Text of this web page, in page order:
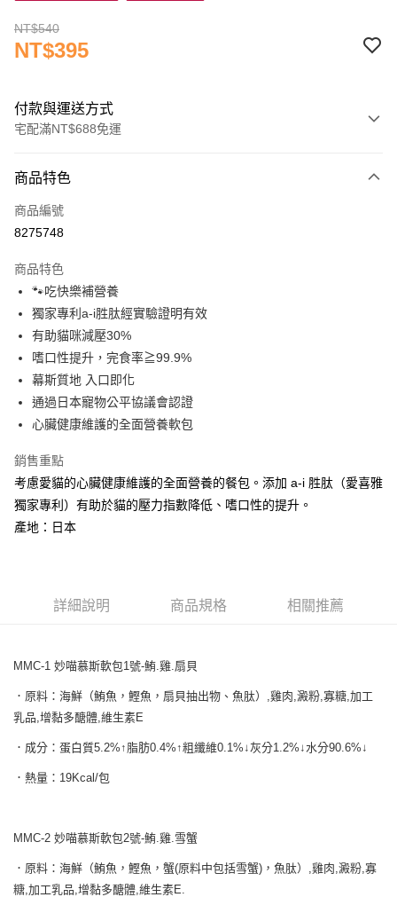
NT$540
NT$395
付款與運送方式
宅配滿NT$688免運
信用卡一次付款
信用卡分期付款
合作金庫商業銀行
華南商業銀行
上海商業儲蓄銀行
國泰世華商業銀行
臺灣中小企業銀行
匯豐（台灣）商業銀行
聯邦商業銀行
元大商業銀行
玉山商業銀行
台灣樂天信用卡公司
6 期 0 利率 每期
華南商業銀行
上海商業儲蓄銀行
國泰世華商業銀行
臺灣中小企業銀行
匯豐（台灣）商業銀行
聯邦商業銀行
元大商業銀行
玉山商業銀行
台灣樂天信用卡公司
超商取貨付款
LINE Pay
Apple Pay
街口支付
AFTEE先享後付
【關於「AFTEE先享後付」】
AFTEE先享後付是「在收到商品之後才付款」的支付方式。 讓您購物簡單
結帳頁面，進行簡訊認證並確認金額後，即可完成結帳。
２．訂單成立數日內，您將收到繳費通知簡訊。
３．收到繳費通知簡訊後14天內，點擊此簡訊中的連結，可透過四大超商／
※ 請注意：結帳手續完成當下不需立刻繳費，但若您需要取消訂單，請聯絡
後付繳納相關費用。
※ 交易是否成功請以「AFTEE先享後付 」之結帳頁面顯示為準，若有關於
是否繳費成功／繳費後需取消欲退款等相關疑問，請聯繫「AFTEE先享後付
【注意事項】
易，需依本服務之必要範圍內提供個人資料，並將交易相關給付款項請求債
權轉讓予恩沛科技股份有限公司。
２．關於個人資料處理事宜，請瀏覽以下網址：
ATM付款
全家取貨付款
7-11取貨付款
宅配運費
香港地區
商品特色
商品編號
8275748
商品特色
🐾吃快樂補營養
獨家專利a-i胜肽經實驗證明有效
有助貓咪減壓30%
嗜口性提升，完食率≧99.9%
幕斯質地 入口即化
通過日本寵物公平協議會認證
心臟健康維護的全面營養軟包
銷售重點
考慮愛貓的心臟健康維護的全面營養的餐包。添加 a-i 胜肽（愛喜雅
獨家專利）有助於貓的壓力指數降低、嗜口性的提升。
產地：日本
詳細說明 商品規格 相關推薦
MMC-1 妙喵慕斯軟包1號-鮪.雞.扇貝
．原料：海鮮（鮪魚，鰹魚，扇貝抽出物、魚肽）,雞肉,澱粉,寡糖,加工
乳品,增黏多醣體,維生素E
．成分：蛋白質5.2%↑脂肪0.4%↑粗纖維0.1%↓灰分1.2%↓水分90.6%↓
．熱量：19Kcal/包
MMC-2 妙喵慕斯軟包2號-鮪.雞.雪蟹
．原料：海鮮（鮪魚，鰹魚，蟹(原料中包括雪蟹)，魚肽）,雞肉,澱粉,寡
糖,加工乳品,增黏多醣體,維生素E.